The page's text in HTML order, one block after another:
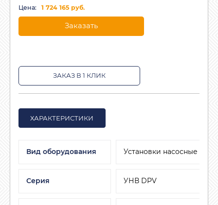
Цена:
1 724 165 руб.
Заказать
ЗАКАЗ В 1 КЛИК
ХАРАКТЕРИСТИКИ
Вид оборудования Установки насосные
Серия УНВ DPV